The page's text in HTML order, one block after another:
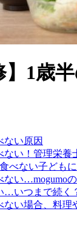
】1歳
ない原因
ない！管理栄養
べない子ども
い…mogumo
…いつまで続く
い場合、料理